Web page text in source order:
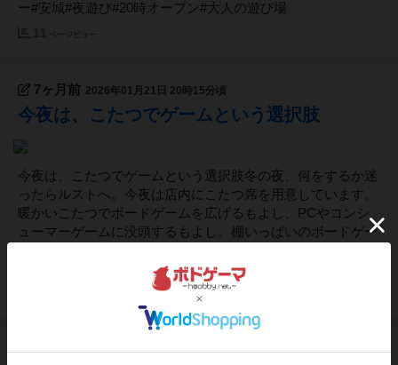
ー#安城#夜遊び#20時オープン#大人の遊び場
7ヶ月前 2026年01月21日 20時15分頃
今夜は、こたつでゲームという選択肢
今夜は、こたつでゲームという選択肢冬の夜、何をするか迷
ったらルストへ。今夜は店内にこたつ席を用意しています。
暖かいこたつでボードゲームを広げるもよし、PCやコンシ
ューマーゲームに没頭するもよし。棚いっぱいのボードゲー
で長居できること。「終電...
7ヶ月前 2026年01月16日 23時46分頃